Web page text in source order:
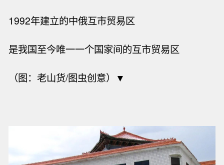
1992年建立的中俄互市贸易区
是我国至今唯一一个国家间的互市贸易区
（图：老山货/图虫创意）▼